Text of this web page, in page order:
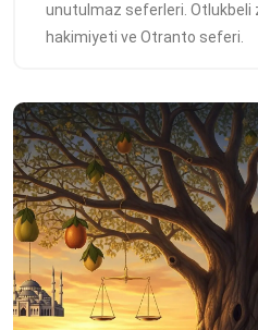
unutulmaz seferleri. Otlukbeli
hakimiyeti ve Otranto seferi.